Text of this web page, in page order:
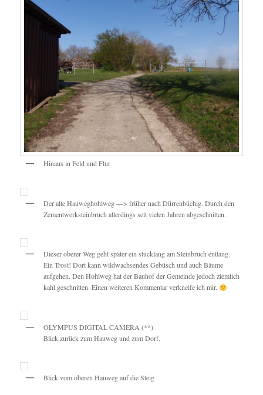
Hinaus in Feld und Flur
Der alte Hauweghohlweg —> früher nach Dürrenbüchig. Durch den
Zementwerksteinbruch allerdings seit vielen Jahren abgeschnitten.
Dieser oberer Weg geht später ein stücklang am Steinbruch entlang.
Ein Trost! Dort kann wildwachsendes Gebüsch und auch Bäume
aufgehen. Den Hohlweg hat der Bauhof der Gemeinde jedoch ziemlich
kahl geschnitten. Einen weiteren Kommentar verkneife ich mir.
OLYMPUS DIGITAL CAMERA (**)
Blick zurück zum Hauweg und zum Dorf.
Blick vom oberen Hauweg auf die Steig